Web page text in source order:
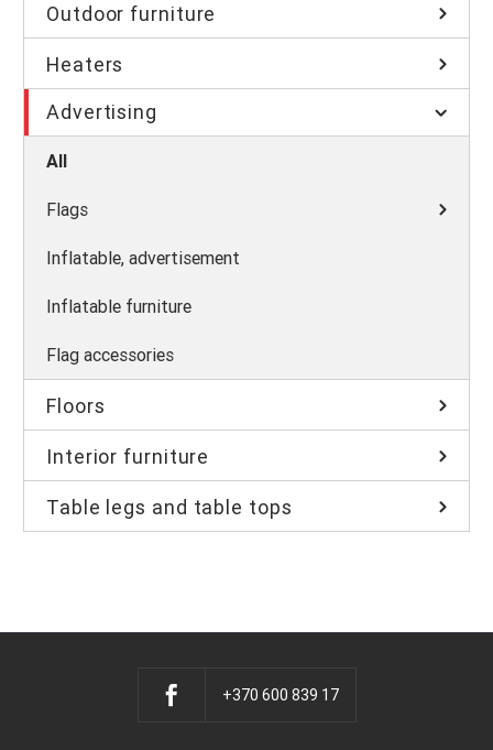
Outdoor furniture
Heaters
Advertising
All
Flags
Inflatable, advertisement
Inflatable furniture
Flag accessories
Floors
Interior furniture
Table legs and table tops
+370 600 839 17